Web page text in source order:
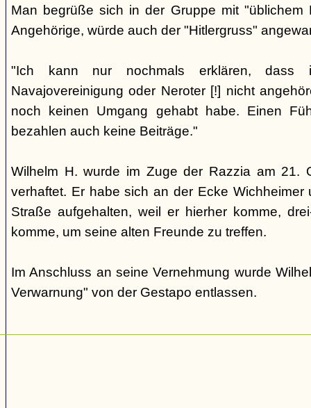
Man begrüße sich in der Gruppe mit "üblichem
Angehörige, würde auch der "Hitlergruss"
"Ich kann nur nochmals erklären, dass
Navajovereinigung oder Neroter [!] nicht
noch keinen Umgang gehabt habe. Einen
bezahlen auch keine Beiträge."
Wilhelm H. wurde im Zuge der Razzia am 21.
verhaftet. Er habe sich an der Ecke Wichheimer
Straße aufgehalten, weil er hierher komme,
komme, um seine alten Freunde zu treffen.
Im Anschluss an seine Vernehmung wurde
Verwarnung" von der Gestapo entlassen.